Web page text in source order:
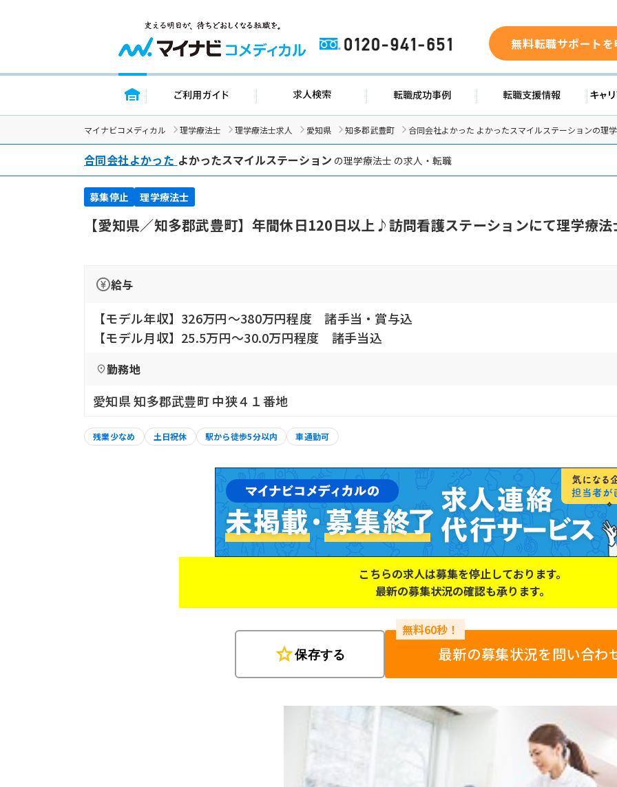
0120-941-651 無料転職サポート
トップページ ご利用ガイド 求人検索 転職成功事例 転職支
マイナビコメディカル 理学療法士 理学療法士求人 愛知県 知多郡武豊町 合同会社よかった よかったスマイルステーションの理
合同会社よかった よかったスマイルステーション の理学療法士 の求人・転職
募集停止 理学療法士
【愛知県／知多郡武豊町】年間休日120日以上♪訪問看護ステーションにて理学療
給与
【モデル年収】326万円〜380万円程度 諸手当・賞与込
【モデル月収】25.5万円〜30.0万円程度 諸手当込
勤務地
愛知県 知多郡武豊町 中狭４１番地
残業少なめ 土日祝休 駅から徒歩5分以内 車通勤可
こちらの求人は募集を停止しております。
最新の募集状況の確認も承ります。
star保存する 最新の募集状況を問い合わ